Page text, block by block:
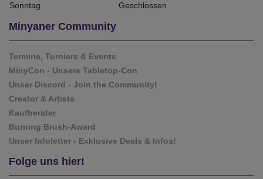
Sonntag
Geschlossen
Minyaner Community
Termine, Turniere & Events
MinyCon - Unsere Tabletop-Con
Unser Discord - Join the Community!
Creator & Artists
Kaufberater
Burning Brush-Award
Unser Infoletter - Exklusive Deals & Infos!
Folge uns hier!